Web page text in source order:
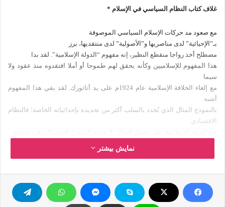
غلاف كتاب النظام السياسي في الإسلام *
مع صعود مد حركات الإسلام السياسي الموصوفة
بـ”الإحيائية” لدى مناصريها و”الأصولية” لدى منتقديها، برز
مصطلح أخذ رواجا منقطع النظير، إنه مفهوم “الدولة الإسلامية”. لقد بدا
هذا المفهوم للإسلاميين وكأنه يحقق لهم طموحا أو أملا افتقدوه منذ عقود ولا
سيما
مع إلغاء الخلافة الإسلامية عام 1924م على يد أتاتورك. لقد بقي هذا المفهوم
أشبه
بالنموذج المثال الذي يُحدد بالسلب أكثر من تحديده بإحداثياته الخاصة؛ فالنظام
الاقتصادي
القطاع العام وسيطرة الدولة على وسائل الإنتاج، ولا هو كالنموذج الرأسمالي في
إطلاق حرية اقتصاد السوق وانفتاح الأسواق على بعضها، إنه لا هذا ولا ذاك، إنه
التي
يقوم عليها.
نمایش بیشتر